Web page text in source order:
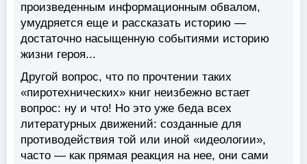
произведенным информационным обвалом,
умудряется еще и рассказать историю —
достаточно насыщенную событиями историю
жизни героя...
Другой вопрос, что по прочтении таких
«пиротехнических» книг неизбежно встает
вопрос: ну и что! Но это уже беда всех
литературных движений: созданные для
противодействия той или иной «идеологии»,
часто — как прямая реакция на нее, они сами